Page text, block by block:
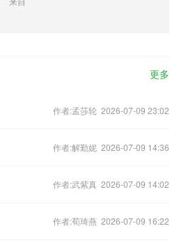
更多
作者:孟莎轮 2026-07-09 23:02
作者:解勤妮 2026-07-09 14:36
作者:武紫真 2026-07-09 14:02
作者:荀琦燕 2026-07-09 16:22